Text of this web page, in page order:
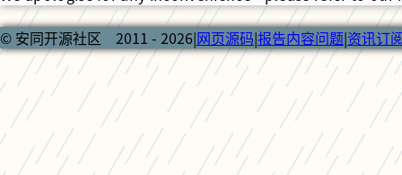
© 安同开源社区 2011 - 2026|网页源码|报告内容问题|资讯订